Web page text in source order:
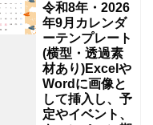
令和8年・2026
年9月カレンダ
ーテンプレート
(横型・透過素
材あり)Excelや
Wordに画像と
して挿入し、予
定やイベント、